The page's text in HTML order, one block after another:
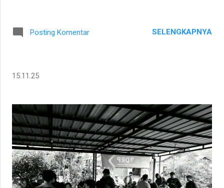
Posting Komentar SELENGKAPNYA
15.11.25